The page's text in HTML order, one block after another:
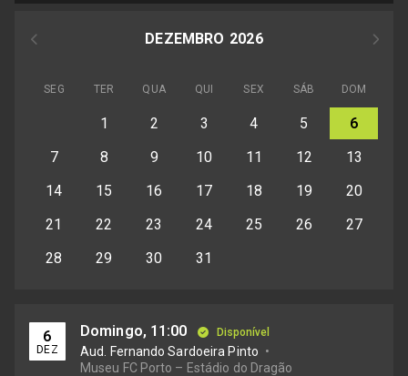
DEZEMBRO 2026
SEG TER QUA QUI SEX SÁB DOM
1 2 3 4 5
6
7
8 9 10 11 12
13
14
15 16 17 18 19
20
21
22 23 24 25 26
27
28
29 30 31
6
DEZ
Domingo, 11:00 Disponível
Aud. Fernando Sardoeira Pinto
Museu FC Porto – Estádio do Dragão